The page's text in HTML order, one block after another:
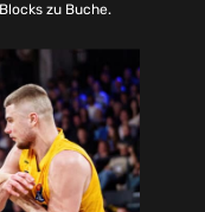
zu Buche.